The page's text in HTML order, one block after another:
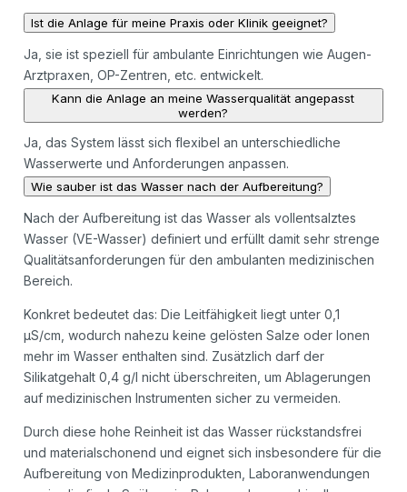
Ist die Anlage für meine Praxis oder Klinik geeignet?
Ja, sie ist speziell für ambulante Einrichtungen wie Augen-
Arztpraxen, OP-Zentren, etc. entwickelt.
Kann die Anlage an meine Wasserqualität angepasst
werden?
Ja, das System lässt sich flexibel an unterschiedliche
Wasserwerte und Anforderungen anpassen.
Wie sauber ist das Wasser nach der Aufbereitung?
Nach der Aufbereitung ist das Wasser als vollentsalztes
Wasser (VE-Wasser) definiert und erfüllt damit sehr strenge
Qualitätsanforderungen für den ambulanten medizinischen
Bereich.
Konkret bedeutet das: Die Leitfähigkeit liegt unter 0,1
µS/cm, wodurch nahezu keine gelösten Salze oder Ionen
mehr im Wasser enthalten sind. Zusätzlich darf der
Silikatgehalt 0,4 g/l nicht überschreiten, um Ablagerungen
auf medizinischen Instrumenten sicher zu vermeiden.
Durch diese hohe Reinheit ist das Wasser rückstandsfrei
und materialschonend und eignet sich insbesondere für die
Aufbereitung von Medizinprodukten, Laboranwendungen